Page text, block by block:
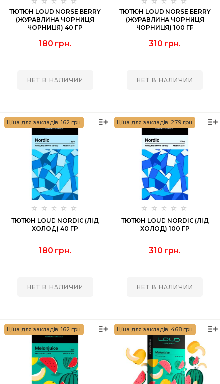
ТЮТЮН LOUD NORSE BERRY
(ЖУРАВЛИНА ЧОРНИЦЯ
ЧОРНИЦЯ) 40 ГР
180 грн.
НЕТ В НАЛИЧИИ
ТЮТЮН LOUD NORSE BERRY
(ЖУРАВЛИНА ЧОРНИЦЯ
ЧОРНИЦЯ) 100 ГР
310 грн.
НЕТ В НАЛИЧИИ
Ціна для закладів: 162 грн.
ТЮТЮН LOUD NORDIC (ЛІД
ХОЛОД) 40 ГР
180 грн.
НЕТ В НАЛИЧИИ
Ціна для закладів: 279 грн.
ТЮТЮН LOUD NORDIC (ЛІД
ХОЛОД) 100 ГР
310 грн.
НЕТ В НАЛИЧИИ
Ціна для закладів: 162 грн. Ціна для закладів: 468 грн.